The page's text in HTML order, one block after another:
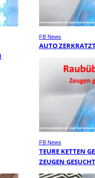
FB News
AUTO
FB News
TEURE KETTEN
ZEUGEN